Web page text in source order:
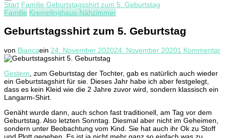
Start Familie Geburtstagsshirt zum 5. Geburtstag
Familie Kremplinghaus-Nähzimmer
Geburtstagsshirt zum 5. Geburtstag
von Biancaein 24. November 202024. November 20201 Kommentar
Gestern , zum Geburtstag der Tochter, gab es natürlich auch wieder
ein Geburtstagshirt für sie. Dieses Jahr habe ich aber festgelegt,
dass es kein Kleid wie die 2 Jahre zuvor wird, sondern klassisch ein
Langarm-Shirt.
Genäht wurde dann, auch schon fast traditionell, am Tag vor dem
Geburtstag. Also letzten Sonntag. Diesmal aber nicht im Geheimen,
sondern unter Beobachtung vom Kind. Sie hat auch ihr Ok zu Stoff